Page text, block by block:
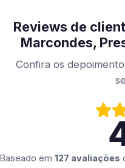
Reviews de
Marcondes,
Confira os
Baseado em 127 avaliações